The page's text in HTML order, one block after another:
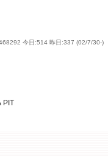
今日:514 昨日:337 (02/7/30-)
PIT